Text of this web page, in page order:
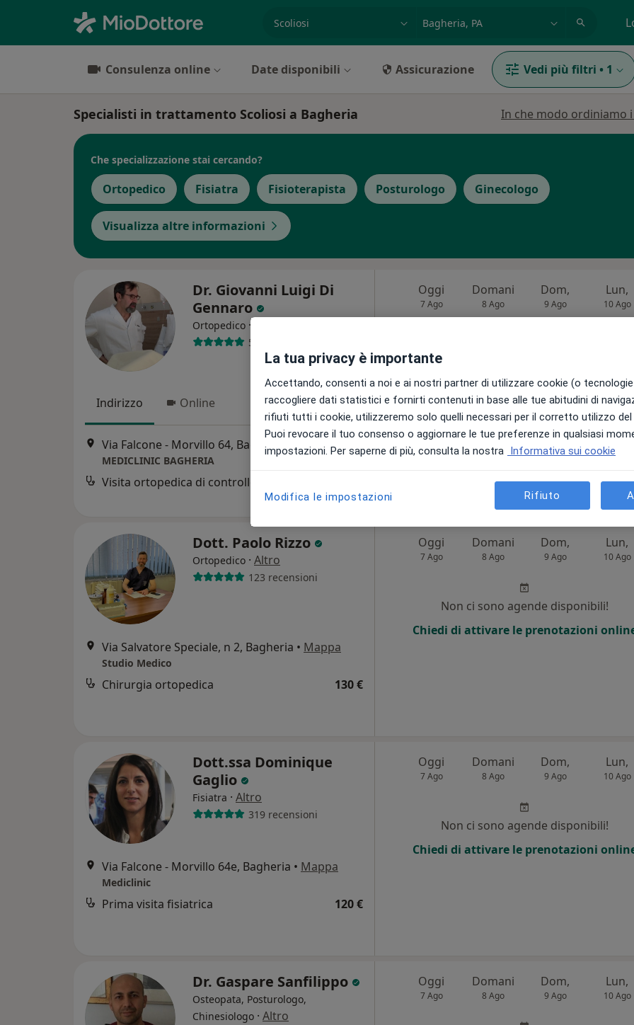
Consulenza online Date disponibili Assicurazione Vedi più filtri • 1
Specialisti in trattamento Scoliosi a Bagheria In che modo ordiniamo
Che specializzazione stai cercando?
Ortopedico Fisiatra Fisioterapista Posturologo Ginecologo
Visualizza altre informazioni
Dr. Giovanni Luigi Di
Gennaro
Ortopedico ·
585 recensioni
Indirizzo Online
Via Falcone - Morvillo 64, Bagheria Mappa
MEDICLINIC BAGHERIA
Visita ortopedica di controllo
Oggi
7 Ago
Domani
8 Ago
Dom,
9 Ago
Lun,
10 Ago
Non ci sono agende disponibili!
Chiedi di attivare le prenotazioni online
Dott. Paolo Rizzo
Ortopedico · Altro
123 recensioni
Via Salvatore Speciale, n 2, Bagheria • Mappa
Studio Medico
Chirurgia ortopedica 130 €
Oggi
7 Ago
Domani
8 Ago
Dom,
9 Ago
Lun,
10 Ago
Non ci sono agende disponibili!
Chiedi di attivare le prenotazioni
Dott.ssa Dominique
Gaglio
Fisiatra · Altro
319 recensioni
Via Falcone - Morvillo 64e, Bagheria • Mappa
Mediclinic
Prima visita fisiatrica 120 €
Oggi
7 Ago
Domani
8 Ago
Dom,
9 Ago
Lun,
10 Ago
Non ci sono agende disponibili!
Chiedi di attivare le prenotazioni
Dr. Gaspare Sanfilippo
Osteopata, Posturologo,
Chinesiologo · Altro
Oggi
7 Ago
Domani
8 Ago
Dom,
9 Ago
Lun,
10 Ago
La tua privacy è importante
Accettando, consenti a noi e ai nostri partner di utilizzare cookie (o
raccogliere dati statistici e fornirti contenuti in base alle tue abitudini di
rifiuti tutti i cookie, utilizzeremo solo quelli necessari per il corretto utilizzo
Puoi revocare il tuo consenso o aggiornare le tue preferenze in qualsiasi
impostazioni. Per saperne di più, consulta la nostra Informativa sui cookie
Modifica le impostazioni Rifiuto